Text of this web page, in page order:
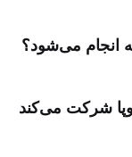
انجام می‌شود؟
شرکت می‌کند